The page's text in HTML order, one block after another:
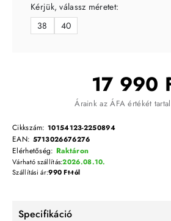
17 990
Áraink az ÁFA értékét
Cikkszám: 10154123-2250894
EAN: 5713026676276
Elérhetőség: Raktáron
Várható szállítás:2026.08.10.
Szállítási ár:990 Ft-tól
Kérjük, válassz méretet:
38
40
Specifikáció